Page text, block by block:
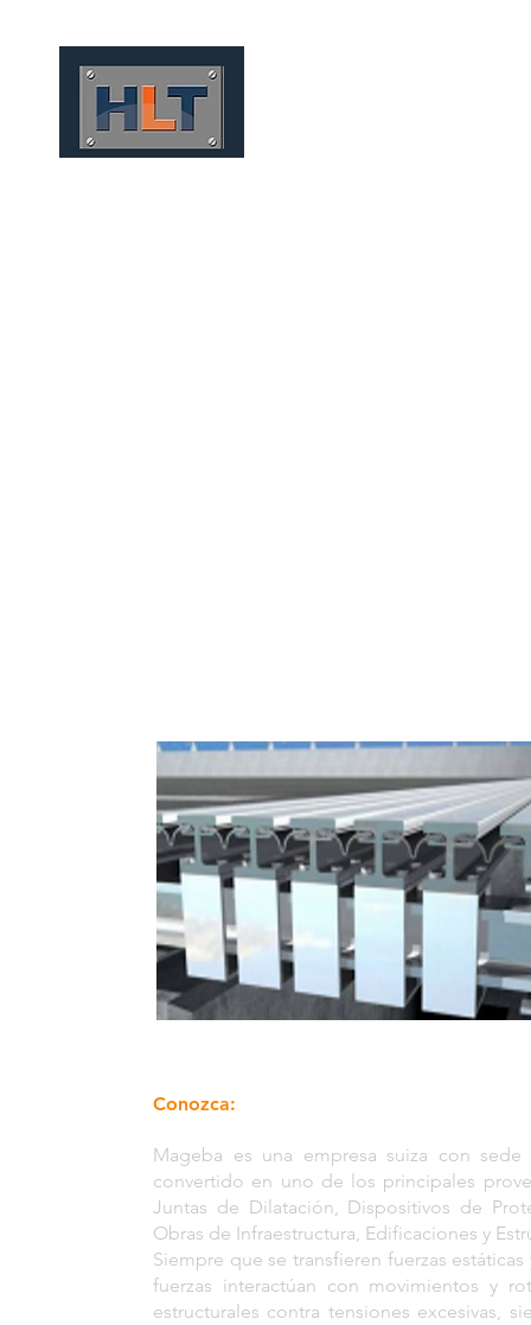
HOME QUIÉNES SOMOS
Conozca:
Mageba es una empresa suiza con
convertido en uno de los principales
Juntas de Dilatación, Dispositivos de
Obras de Infraestructura, Edificaciones y
Siempre que se transfieren fuerzas
fuerzas interactúan con movimientos y
estructurales contra tensiones excesivas,